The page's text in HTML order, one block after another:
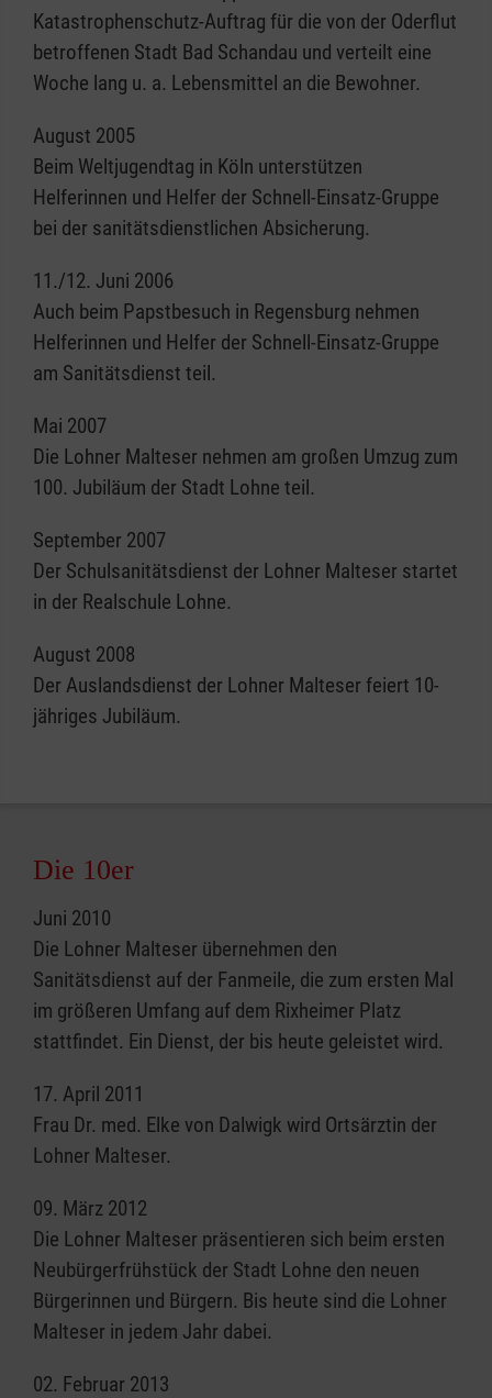
Katastrophenschutz-Auftrag für die von der Oderflut
betroffenen Stadt Bad Schandau und verteilt eine
Woche lang u. a. Lebensmittel an die Bewohner.
August 2005
Beim Weltjugendtag in Köln unterstützen
Helferinnen und Helfer der Schnell-Einsatz-Gruppe
bei der sanitätsdienstlichen Absicherung.
11./12. Juni 2006
Auch beim Papstbesuch in Regensburg nehmen
Helferinnen und Helfer der Schnell-Einsatz-Gruppe
am Sanitätsdienst teil.
Mai 2007
Die Lohner Malteser nehmen am großen Umzug zum
100. Jubiläum der Stadt Lohne teil.
September 2007
Der Schulsanitätsdienst der Lohner Malteser startet
in der Realschule Lohne.
August 2008
Der Auslandsdienst der Lohner Malteser feiert 10-
jähriges Jubiläum.
Die 10er
Juni 2010
Die Lohner Malteser übernehmen den
Sanitätsdienst auf der Fanmeile, die zum ersten Mal
im größeren Umfang auf dem Rixheimer Platz
stattfindet. Ein Dienst, der bis heute geleistet wird.
17. April 2011
Frau Dr. med. Elke von Dalwigk wird Ortsärztin der
Lohner Malteser.
09. März 2012
Die Lohner Malteser präsentieren sich beim ersten
Neubürgerfrühstück der Stadt Lohne den neuen
Bürgerinnen und Bürgern. Bis heute sind die Lohner
Malteser in jedem Jahr dabei.
02. Februar 2013